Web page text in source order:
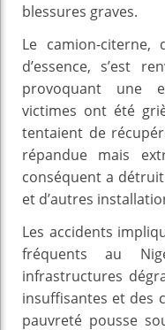
blessures graves.
Le camion-
d’essence, s’est
provoquant une
victimes ont été
tentaient de
répandue mais
conséquent a
et d’autres
Les accidents
fréquents au
infrastructures
insuffisantes et des
pauvreté pousse